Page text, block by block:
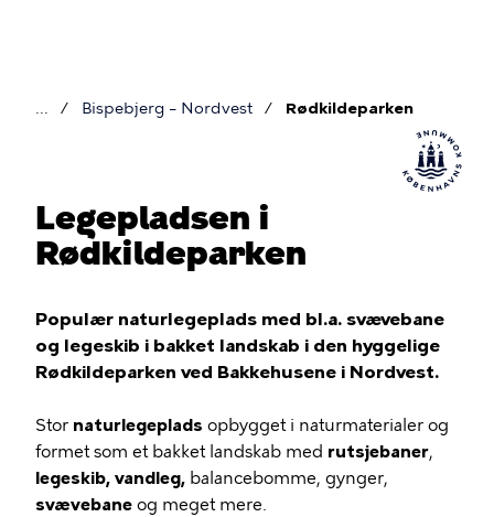
Bispebjerg – Nordvest Rødkildeparken
Legepladsen i
Rødkildeparken
Populær naturlegeplads med bl.a. svævebane
og legeskib i bakket landskab i den hyggelige
Rødkildeparken ved Bakkehusene i Nordvest.
Stor naturlegeplads opbygget i naturmaterialer og
formet som et bakket landskab med rutsjebaner,
legeskib, vandleg, balancebomme, gynger,
svævebane og meget mere.